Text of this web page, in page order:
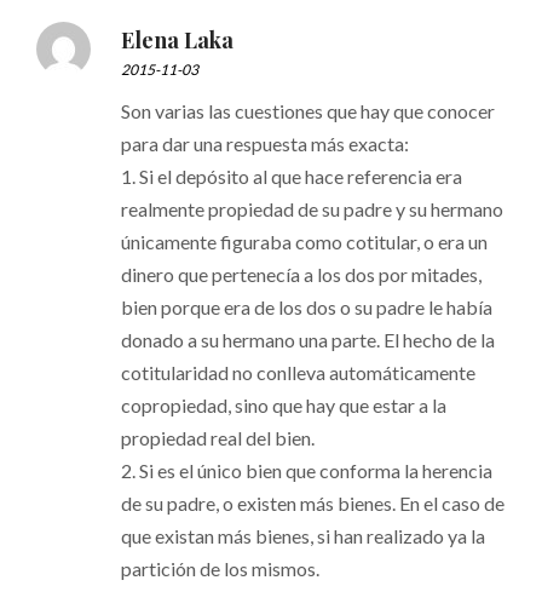
Elena Laka
2015-11-03
Son varias las cuestiones que hay que conocer
para dar una respuesta más exacta:
1. Si el depósito al que hace referencia era
realmente propiedad de su padre y su hermano
únicamente figuraba como cotitular, o era un
dinero que pertenecía a los dos por mitades,
bien porque era de los dos o su padre le había
donado a su hermano una parte. El hecho de la
cotitularidad no conlleva automáticamente
copropiedad, sino que hay que estar a la
propiedad real del bien.
2. Si es el único bien que conforma la herencia
de su padre, o existen más bienes. En el caso de
que existan más bienes, si han realizado ya la
partición de los mismos.